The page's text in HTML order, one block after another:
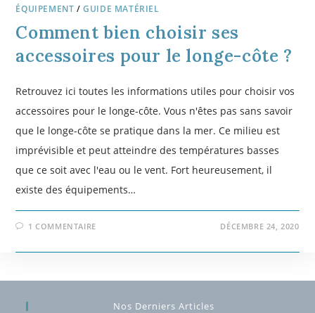
ÉQUIPEMENT /GUIDE MATÉRIEL
Comment bien choisir ses
accessoires pour le longe-côte ?
Retrouvez ici toutes les informations utiles pour choisir vos
accessoires pour le longe-côte. Vous n'êtes pas sans savoir
que le longe-côte se pratique dans la mer. Ce milieu est
imprévisible et peut atteindre des températures basses
que ce soit avec l'eau ou le vent. Fort heureusement, il
existe des équipements…
1 COMMENTAIRE DÉCEMBRE 24, 2020
Nos Derniers Articles